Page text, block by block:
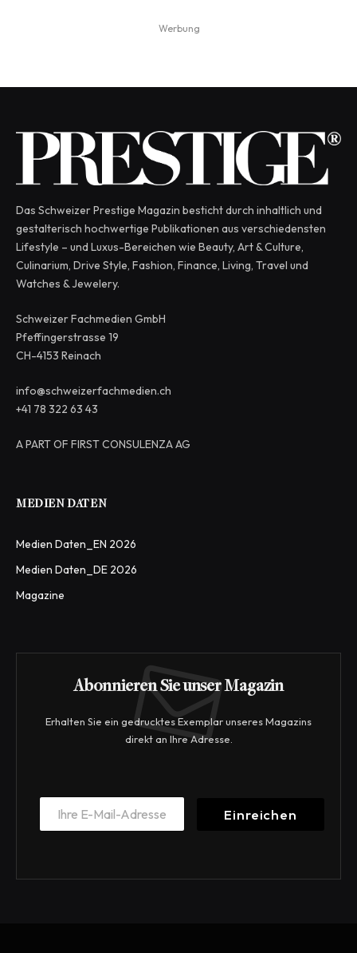
Werbung
Das Schweizer Prestige Magazin besticht durch inhaltlich und
gestalterisch hochwertige Publikationen aus verschiedensten
Lifestyle – und Luxus-Bereichen wie Beauty, Art & Culture,
Culinarium, Drive Style, Fashion, Finance, Living, Travel und
Watches & Jewelery.
Schweizer Fachmedien GmbH
Pfeffingerstrasse 19
CH-4153 Reinach
info@schweizerfachmedien.ch
+41 78 322 63 43
A PART OF FIRST CONSULENZA AG
MEDIEN DATEN
Medien Daten_EN 2026
Medien Daten_DE 2026
Magazine
Abonnieren Sie unser Magazin
Erhalten Sie ein gedrucktes Exemplar unseres Magazins
direkt an Ihre Adresse.
m
E
a
*
Einreichen